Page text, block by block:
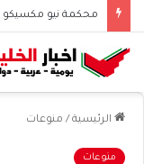
محكمة نيو مكسيكو
الرئيسية / منوعات
منوعات